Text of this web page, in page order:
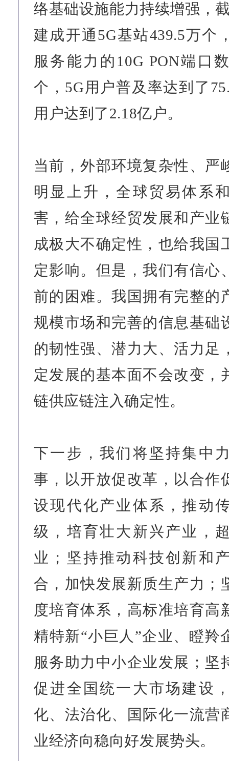
络基础设施能力持续增强，
建成开通5G基站439.5万个
服务能力的10G PON端口
个，5G用户普及率达到了
用户达到了2.18亿户。
当前，外部环境复杂性、严
明显上升，全球贸易体系
害，给全球经贸发展和产业
成极大不确定性，也给我国
定影响。但是，我们有信心
前的困难。我国拥有完整的
规模市场和完善的信息基础
的韧性强、潜力大、活力足
定发展的基本面不会改变，
链供应链注入确定性。
下一步，我们将坚持集中
事，以开放促改革，以合作
设现代化产业体系，推动
级，培育壮大新兴产业，
业；坚持推动科技创新和
合，加快发展新质生产力；
度培育体系，高标准培育高
精特新“小巨人”企业、瞪羚
服务助力中小企业发展；坚
促进全国统一大市场建设
化、法治化、国际化一流营
业经济向稳向好发展势头。